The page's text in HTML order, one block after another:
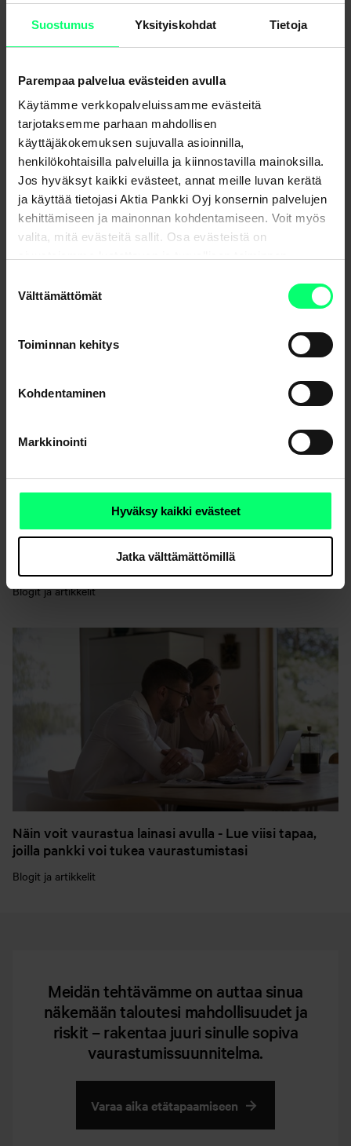
Suostumus Yksityiskohdat Tietoja
Parempaa palvelua evästeiden avulla
Käytämme verkkopalveluissamme evästeitä
tarjotaksemme parhaan mahdollisen
käyttäjäkokemuksen sujuvalla asioinnilla,
henkilökohtaisilla palveluilla ja kiinnostavilla mainoksilla.
Jos hyväksyt kaikki evästeet, annat meille luvan kerätä
ja käyttää tietojasi Aktia Pankki Oyj konsernin palvelujen
kehittämiseen ja mainonnan kohdentamiseen. Voit myös
valita, mitä evästeitä sallit. Osa evästeistä on
valinta
Välttämättömät
Toiminnan kehitys
Kohdentaminen
Markkinointi
Hyväksy kaikki evästeet
Jatka välttämättömillä
Blogit ja artikkelit
Suomalaisten henkivakuutusvaje huolestuttaa
tutkijoita – Aktian vaurastumissuunnitelma huomioi
Blogit ja artikkelit
Näin voit vaurastua lainasi avulla - Lue viisi tapaa,
joilla pankki voi tukea vaurastumistasi
Blogit ja artikkelit
Meidän tehtävämme on auttaa sinua
näkemään taloutesi mahdollisuudet ja
riskit – rakentaa juuri sinulle sopiva
vaurastumissuunnitelma.
Varaa aika etätapaamiseen